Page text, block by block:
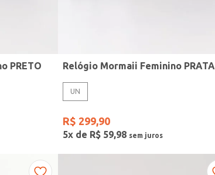
– R$ 390,00
PRETO Relógio Mormaii Feminino PRATA
UN
R$ 299,90
5x de R$ 59,98